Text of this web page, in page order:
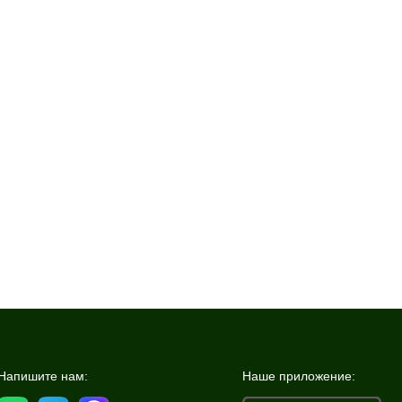
нам: Наше приложение: